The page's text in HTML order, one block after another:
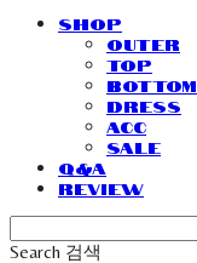
SHOP
Outer
Top
Bottom
Dress
Acc
Sale
Q&A
Review
Search 검색